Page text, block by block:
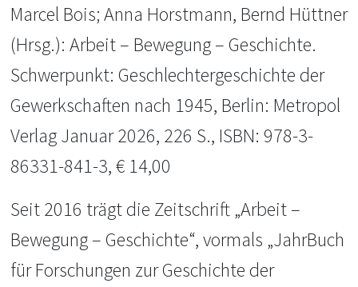
Marcel Bois; Anna Horstmann, Bernd Hüttner
(Hrsg.): Arbeit – Bewegung – Geschichte.
Schwerpunkt: Geschlechtergeschichte der
Gewerkschaften nach 1945, Berlin: Metropol
Verlag Januar 2026, 226 S., ISBN: 978-3-
86331-841-3, € 14,00
Seit 2016 trägt die Zeitschrift „Arbeit –
Bewegung – Geschichte“, vormals „JahrBuch
für Forschungen zur Geschichte der